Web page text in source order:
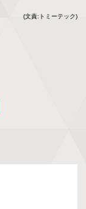
(文責:トミーテック)